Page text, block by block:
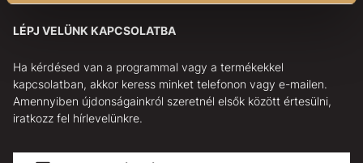
LÉPJ VELÜNK KAPCSOLATBA
Ha kérdésed van a programmal vagy a termékekkel
kapcsolatban, akkor keress minket telefonon vagy e-mailen.
Amennyiben újdonságainkról szeretnél elsők között értesülni,
iratkozz fel hírlevelünkre.